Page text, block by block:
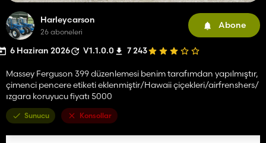
Harleycarson
26 aboneleri
Abone
6 Haziran 2026 V1.1.0.0 7 243
Massey Ferguson 399 düzenlemesi benim tarafımdan yapılmıştır,
çimenci pencere etiketi eklenmiştir/Hawaii çiçekleri/airfrenshers/
ızgara koruyucu fiyatı 5000
Sunucu Konsollar